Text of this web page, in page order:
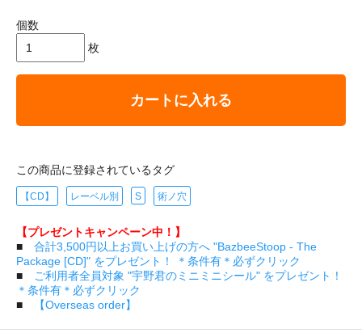
個数
枚
カートに入れる
この商品に登録されているタグ
【CD】 レーベル別 S 術ノ穴
【プレゼントキャンペーン中！】
■ 合計3,500円以上お買い上げの方へ "BazbeeStoop - The
Package [CD]" をプレゼント！ ＊条件有＊必ずクリック
■
ご利用者全員対象 "宇野君のミニミニシール" をプレゼント！
＊条件有＊必ずクリック
■
【Overseas order】